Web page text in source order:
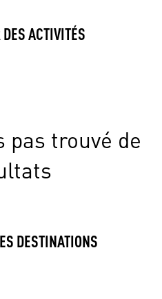
ACTIVITÉS
pas trouvé de
DESTINATIONS